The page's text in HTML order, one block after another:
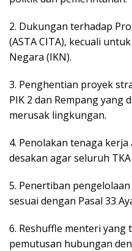
2. Dukungan terhadap
(ASTA CITA), kecuali
Negara (IKN).
3. Penghentian proyek
PIK 2 dan Rempang yang
merusak lingkungan.
4. Penolakan tenaga
desakan agar seluruh
5. Penertiban
sesuai dengan Pasal 33
6. Reshuffle menteri yang
pemutusan hubungan